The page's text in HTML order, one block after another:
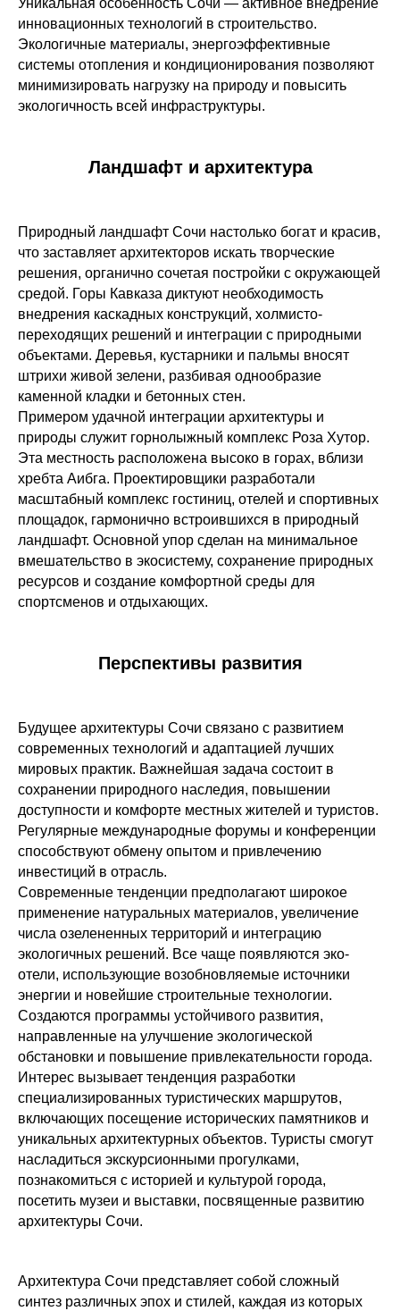
Уникальная особенность Сочи — активное внедрение
инновационных технологий в строительство.
Экологичные материалы, энергоэффективные
системы отопления и кондиционирования позволяют
минимизировать нагрузку на природу и повысить
экологичность всей инфраструктуры.
Ландшафт и архитектура
Природный ландшафт Сочи настолько богат и красив,
что заставляет архитекторов искать творческие
решения, органично сочетая постройки с окружающей
средой. Горы Кавказа диктуют необходимость
внедрения каскадных конструкций, холмисто-
переходящих решений и интеграции с природными
объектами. Деревья, кустарники и пальмы вносят
штрихи живой зелени, разбивая однообразие
каменной кладки и бетонных стен.
Примером удачной интеграции архитектуры и
природы служит горнолыжный комплекс Роза Хутор.
Эта местность расположена высоко в горах, вблизи
хребта Аибга. Проектировщики разработали
масштабный комплекс гостиниц, отелей и спортивных
площадок, гармонично встроившихся в природный
ландшафт. Основной упор сделан на минимальное
вмешательство в экосистему, сохранение природных
ресурсов и создание комфортной среды для
спортсменов и отдыхающих.
Перспективы развития
Будущее архитектуры Сочи связано с развитием
современных технологий и адаптацией лучших
мировых практик. Важнейшая задача состоит в
сохранении природного наследия, повышении
доступности и комфорте местных жителей и туристов.
Регулярные международные форумы и конференции
способствуют обмену опытом и привлечению
инвестиций в отрасль.
Современные тенденции предполагают широкое
применение натуральных материалов, увеличение
числа озелененных территорий и интеграцию
экологичных решений. Все чаще появляются эко-
отели, использующие возобновляемые источники
энергии и новейшие строительные технологии.
Создаются программы устойчивого развития,
направленные на улучшение экологической
обстановки и повышение привлекательности города.
Интерес вызывает тенденция разработки
специализированных туристических маршрутов,
включающих посещение исторических памятников и
уникальных архитектурных объектов. Туристы смогут
насладиться экскурсионными прогулками,
познакомиться с историей и культурой города,
посетить музеи и выставки, посвященные развитию
архитектуры Сочи.
Архитектура Сочи представляет собой сложный
синтез различных эпох и стилей, каждая из которых